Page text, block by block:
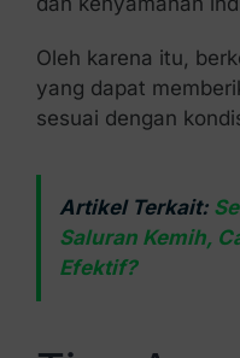
Oleh karena itu,
yang dapat
sesuai dengan
Artikel Terkait:
Saluran Kemih,
Efektif?